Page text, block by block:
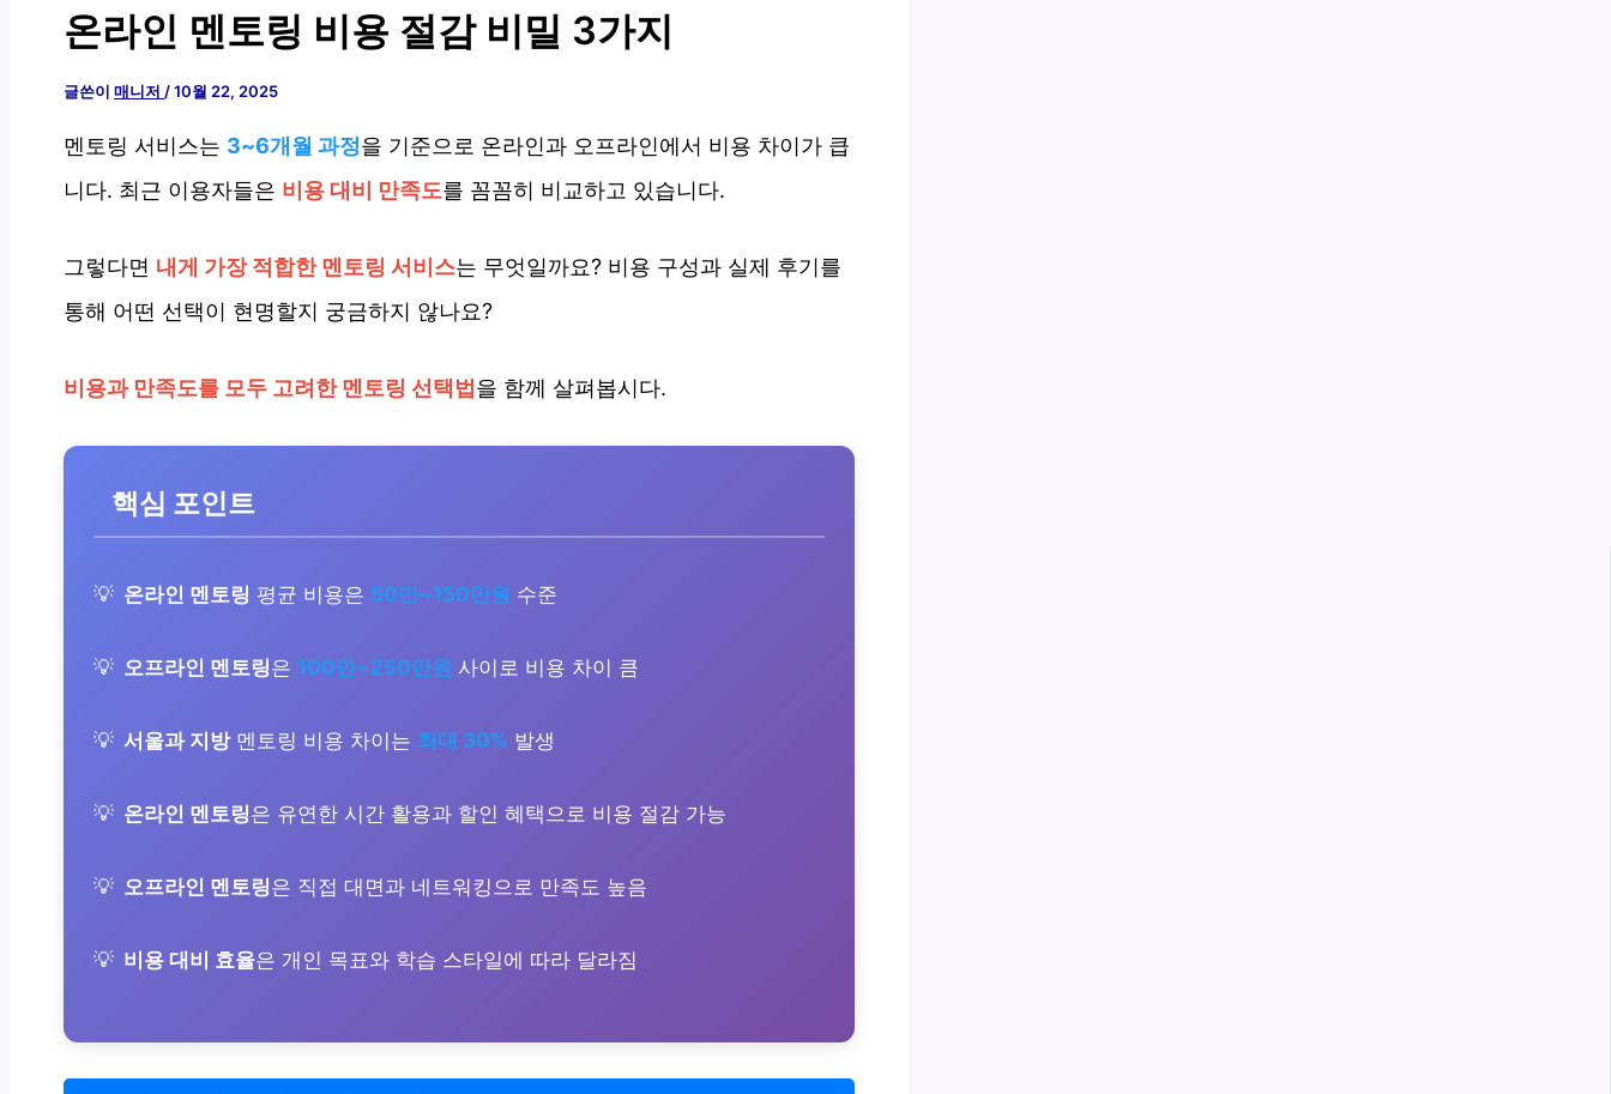
온라인 멘토링 비용 절감 비밀 3가지
글쓴이 매니저 /10월 22, 2025
멘토링 서비스는 3~6개월 과정을 기준으로 온라인과 오프라인에서 비용 차이가 큽
니다. 최근 이용자들은 비용 대비 만족도를 꼼꼼히 비교하고 있습니다.
그렇다면 내게 가장 적합한 멘토링 서비스는 무엇일까요? 비용 구성과 실제 후기를
통해 어떤 선택이 현명할지 궁금하지 않나요?
비용과 만족도를 모두 고려한 멘토링 선택법을 함께 살펴봅시다.
핵심 포인트
온라인 멘토링 평균 비용은 50만~150만원 수준
오프라인 멘토링은 100만~250만원 사이로 비용 차이 큼
서울과 지방멘토링 비용 차이는 최대 30% 발생
온라인 멘토링은 유연한 시간 활용과 할인 혜택으로 비용 절감 가능
오프라인 멘토링은 직접 대면과 네트워킹으로 만족도 높음
비용 대비 효율은 개인 목표와 학습 스타일에 따라 달라짐